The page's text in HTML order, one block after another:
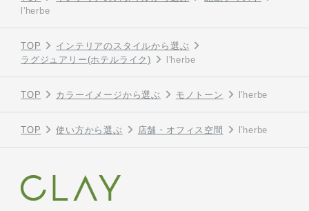
l'herbe
TOP
インテリアのスタイルから選ぶ
ラグジュアリー(ホテルライク)
l'herbe
TOP カラーイメージから選ぶ モノトーン l'herbe
TOP 使い方から選ぶ 店舗・オフィス空間 l'herbe